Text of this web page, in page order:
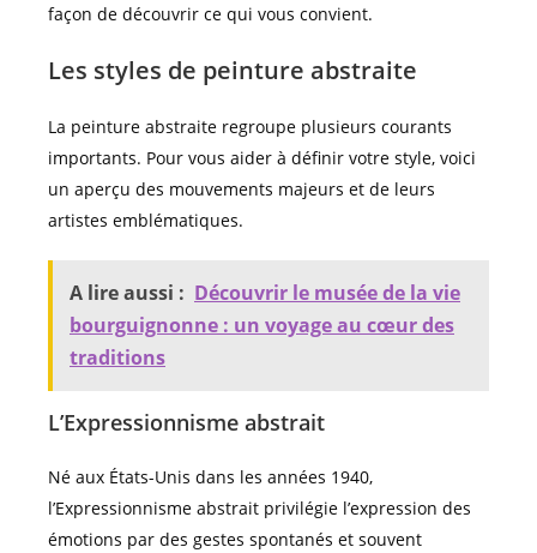
façon de découvrir ce qui vous convient.
Les styles de peinture abstraite
La peinture abstraite regroupe plusieurs courants
importants. Pour vous aider à définir votre style, voici
un aperçu des mouvements majeurs et de leurs
artistes emblématiques.
A lire aussi : Découvrir le musée de la vie
bourguignonne : un voyage au cœur des
traditions
L’Expressionnisme abstrait
Né aux États-Unis dans les années 1940,
l’Expressionnisme abstrait privilégie l’expression des
émotions par des gestes spontanés et souvent